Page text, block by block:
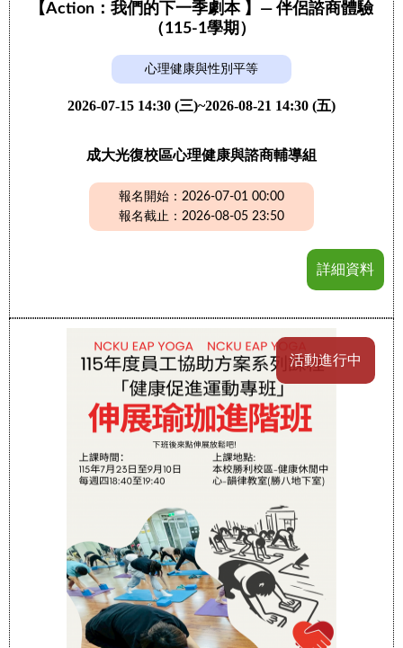
【Action：我們的下一季劇本 】— 伴侶諮商體驗
（115-1學期）
心理健康與性別平等
2026-07-15 14:30 (三)~2026-08-21 14:30 (五)
成大光復校區心理健康與諮商輔導組
報名開始：2026-07-01 00:00
報名截止：2026-08-05 23:50
詳細資料
活動進行中